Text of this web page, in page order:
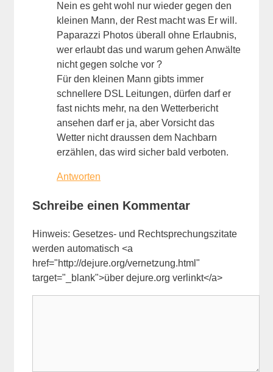
Nein es geht wohl nur wieder gegen den
kleinen Mann, der Rest macht was Er will.
Paparazzi Photos überall ohne Erlaubnis,
wer erlaubt das und warum gehen Anwälte
nicht gegen solche vor ?
Für den kleinen Mann gibts immer
schnellere DSL Leitungen, dürfen darf er
fast nichts mehr, na den Wetterbericht
ansehen darf er ja, aber Vorsicht das
Wetter nicht draussen dem Nachbarn
erzählen, das wird sicher bald verboten.
Antworten
Schreibe einen Kommentar
Hinweis: Gesetzes- und Rechtsprechungszitate
werden automatisch <a
href="http://dejure.org/vernetzung.html"
target="_blank">über dejure.org verlinkt</a>